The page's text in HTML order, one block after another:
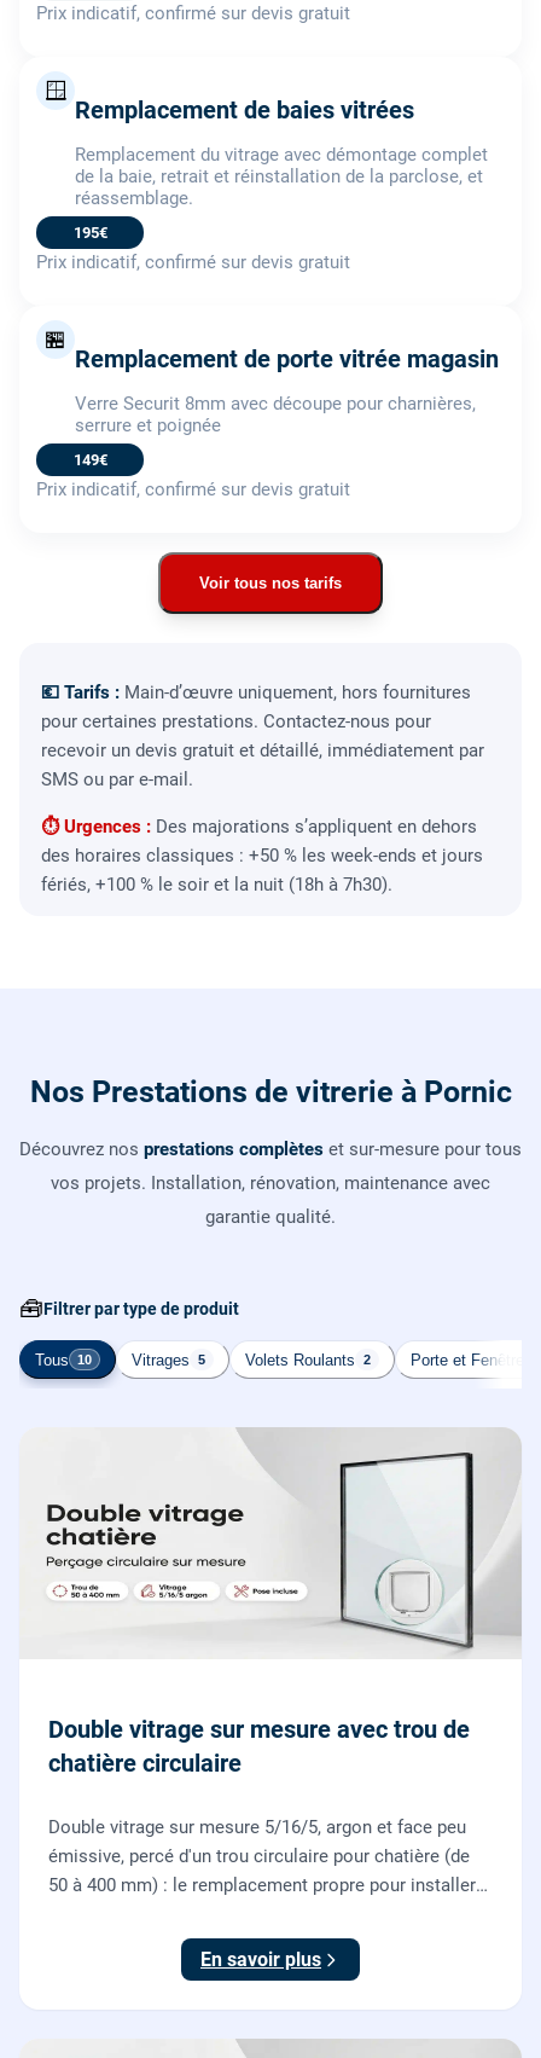
Prix indicatif, confirmé sur devis gratuit
🪟
Remplacement de baies vitrées
Remplacement du vitrage avec démontage complet
de la baie, retrait et réinstallation de la parclose, et
réassemblage.
195€
Prix indicatif, confirmé sur devis gratuit
🏪
Remplacement de porte vitrée magasin
Verre Securit 8mm avec découpe pour charnières,
serrure et poignée
149€
Prix indicatif, confirmé sur devis gratuit
Voir tous nos tarifs
💶 Tarifs : Main-d’œuvre uniquement, hors fournitures
pour certaines prestations. Contactez-nous pour
recevoir un devis gratuit et détaillé, immédiatement par
SMS ou par e-mail.
⏱ Urgences : Des majorations s’appliquent en dehors
des horaires classiques : +50 % les week-ends et jours
fériés, +100 % le soir et la nuit (18h à 7h30).
Nos Prestations de vitrerie à Pornic
Découvrez nos prestations complètes et sur-mesure pour tous
vos projets. Installation, rénovation, maintenance avec
garantie qualité.
🧰Filtrer par type de produit
Tous 10 Vitrages 5 Volets Roulants 2 Porte et Fenêtre
Double vitrage sur mesure avec trou de
chatière circulaire
Double vitrage sur mesure 5/16/5, argon et face peu
émissive, percé d'un trou circulaire pour chatière (de
50 à 400 mm) : le remplacement propre pour installer
En savoir plus